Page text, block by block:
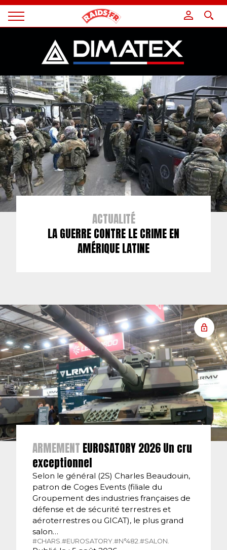
Magazine
ACTUALITÉ
LA GUERRE CONTRE LE CRIME EN
AMÉRIQUE LATINE
ARMEMENT EUROSATORY 2026 Un cru
exceptionnel
Selon le général (2S) Charles Beaudouin,
patron de Coges Events (filiale du
Groupement des industries françaises de
défense et de sécurité terrestres et
aéroterrestres ou GICAT), le plus grand
salon…
#CHARS. #EUROSATORY. #N°482. #SALON.
Panneau de gestion des cookies